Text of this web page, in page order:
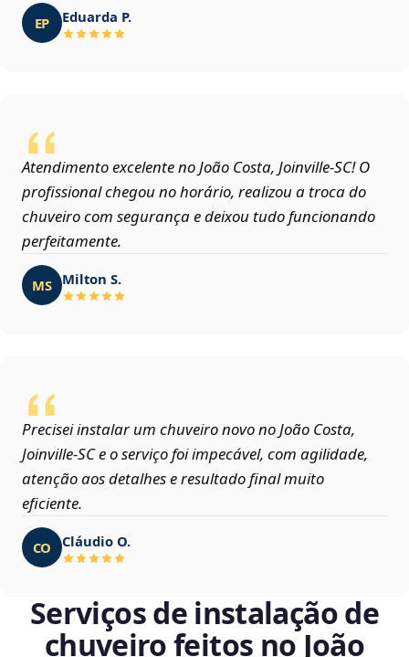
EP Eduarda P.
Atendimento excelente no João Costa, Joinville‑SC! O
profissional chegou no horário, realizou a troca do
chuveiro com segurança e deixou tudo funcionando
perfeitamente.
MS Milton S.
Precisei instalar um chuveiro novo no João Costa,
Joinville‑SC e o serviço foi impecável, com agilidade,
atenção aos detalhes e resultado final muito
eficiente.
CO Cláudio O.
Serviços de instalação de
chuveiro feitos no João